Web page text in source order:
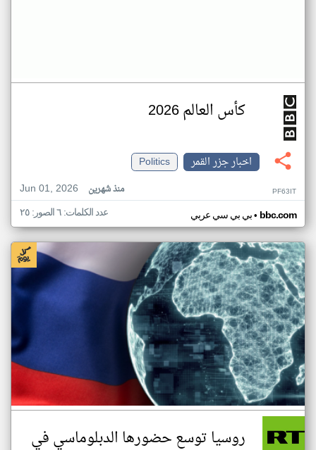
كأس العالم 2026
اخبار جزر القمر
Politics
Jun 01, 2026
منذ شهرين PF63IT
بي بي سي عربي• bbc.com عدد الكلمات: ٦ الصور: ٢٥
روسيا توسع حضورها الدبلوماسي في